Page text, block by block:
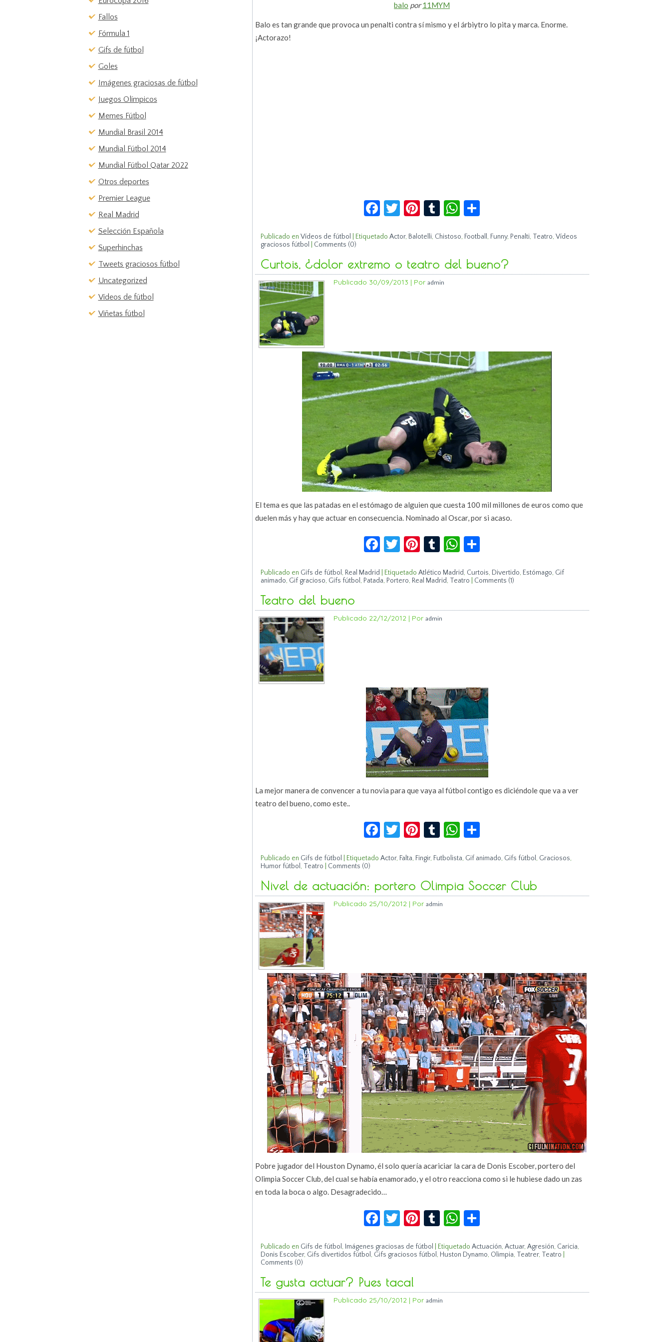
Fallos
Fórmula 1
Gifs de fútbol
Goles
Imágenes graciosas de fútbol
Juegos Olímpicos
Memes Fútbol
Mundial Brasil 2014
Mundial Fútbol 2014
Mundial Fútbol Qatar 2022
Otros deportes
Premier League
Real Madrid
Selección Española
Superhinchas
Tweets graciosos fútbol
Uncategorized
Vídeos de fútbol
Viñetas fútbol
balo por11MYM
Balo es tan grande que provoca un penalti contra sí mismo y el árbiytro lo pita y marca. Enorme.
¡Actorazo!
Facebook
Twitter
Pinterest
TumblrWhatsApp
Publicado en Vídeos de fútbol Etiquetado Actor, Balotelli, Chistoso, Football , Funny, Penalti, Teatro, Vídeos
graciosos fútbol
Comments (0)
Curtois, ¿dolor extremo o teatro del bueno?
Publicado 30/09/2013 | Por admin
El tema es que las patadas en el estómago de alguien que cuesta 100 mil millones de euros como que
duelen más y hay que actuar en consecuencia. Nominado al Oscar, por si acaso.
Facebook
Twitter
Pinterest
TumblrWhatsApp
Publicado en Gifs de fútbol , Real Madrid Etiquetado Atlético Madrid, Curtois, Divertido, Estómago, Gif
animado, Gif gracioso, Gifs fútbol , Patada, Portero, Real Madrid, Teatro Comments (1)
Teatro del bueno
Publicado 22/12/2012| Por admin
La mejor manera de convencer a tu novia para que vaya al fútbol contigo es diciéndole que va a ver
teatro del bueno, como este..
Facebook
Twitter
Pinterest
TumblrWhatsApp
Publicado en Gifs de fútbol Etiquetado Actor, Falta, Fingir, Futbolista, Gif animado, Gifs fútbol , Graciosos,
Humor fútbol , Teatro Comments (0)
Nivel de actuación: portero Olimpia Soccer Club
Publicado 25/10/2012| Por admin
Pobre jugador del Houston Dynamo, él solo quería acariciar la cara de Donis Escober, portero del
Olimpia Soccer Club, del cual se había enamorado, y el otro reacciona como si le hubiese dado un zas
en toda la boca o algo. Desagradecido…
Facebook
Twitter
Pinterest
TumblrWhatsApp
Publicado en Gifs de fútbol , Imágenes graciosas de fútbol Etiquetado Actuación, Actuar, Agresión, Caricia,
Donis Escober, Gifs divertidos fútbol , Gifs graciosos fútbol , Huston Dynamo, Olimpia, Teatrer, Teatro
Comments (0)
Te gusta actuar? Pues taca!
Publicado 25/10/2012| Por admin